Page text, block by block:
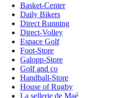
Basket-Center
Daily Bikers
Direct Running
Direct-Volley
Espace Golf
Foot-Store
Galopp-Store
Golf and co
Handball-Store
House of Rugby
La sellerie de Maé